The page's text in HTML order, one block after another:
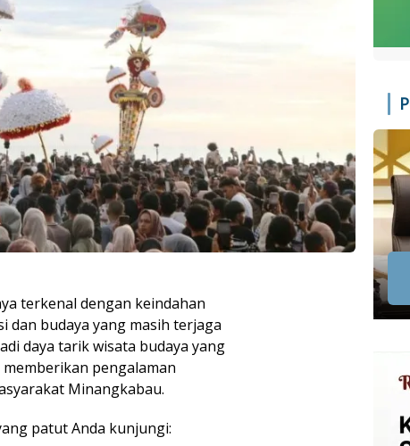
terkenal dengan keindahan
dan budaya yang masih terjaga
daya tarik wisata budaya yang
pengalaman
Minangkabau.
patut Anda kunjungi: